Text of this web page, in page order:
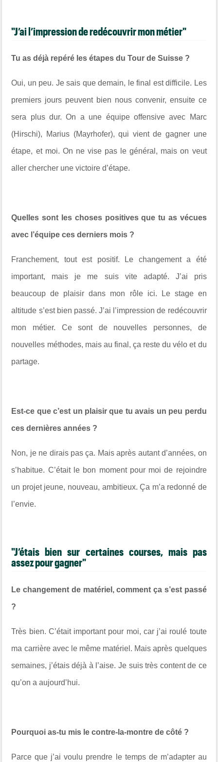
"J’ai l’impression de redécouvrir mon métier"
Tu as déjà repéré les étapes du Tour de Suisse ?
Oui, un peu. Je sais que demain, le final est difficile. Les
premiers jours peuvent bien nous convenir, ensuite ce
sera plus dur. On a une équipe offensive avec Marc
(Hirschi), Marius (Mayrhofer), qui vient de gagner une
étape, et moi. On ne vise pas le général, mais on veut
aller chercher une victoire d’étape.
Quelles sont les choses positives que tu as vécues
avec l’équipe ces derniers mois ?
Franchement, tout est positif. Le changement a été
important, mais je me suis vite adapté. J’ai pris
beaucoup de plaisir dans mon rôle ici. Le stage en
altitude s’est bien passé. J’ai l’impression de redécouvrir
mon métier. Ce sont de nouvelles personnes, de
nouvelles méthodes, mais au final, ça reste du vélo et du
partage.
Est-ce que c’est un plaisir que tu avais un peu perdu
ces dernières années ?
Non, je ne dirais pas ça. Mais après autant d’années, on
s’habitue. C’était le bon moment pour moi de rejoindre
un projet jeune, nouveau, ambitieux. Ça m’a redonné de
l’envie.
"J’étais bien sur certaines courses, mais pas
assez pour gagner"
Le changement de matériel, comment ça s’est passé
?
Très bien. C’était important pour moi, car j’ai roulé toute
ma carrière avec le même matériel. Mais après quelques
semaines, j’étais déjà à l’aise. Je suis très content de ce
qu’on a aujourd’hui.
Pourquoi as-tu mis le contre-la-montre de côté ?
Parce que j’ai voulu prendre le temps de m’adapter au